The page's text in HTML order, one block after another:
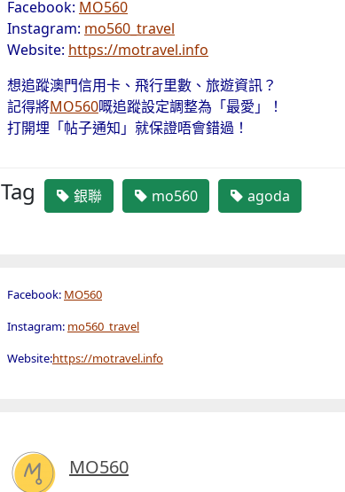
Facebook: MO560
Instagram: mo560_travel
Website: https://motravel.info
想追蹤澳門信用卡、飛行里數、旅遊資訊？
記得將MO560嘅追蹤設定調整為「最愛」！
打開埋「帖子通知」就保證唔會錯過！
Tag 銀聯 mo560 agoda
Facebook: MO560
Instagram: mo560_travel
Website:https://motravel.info
MO560